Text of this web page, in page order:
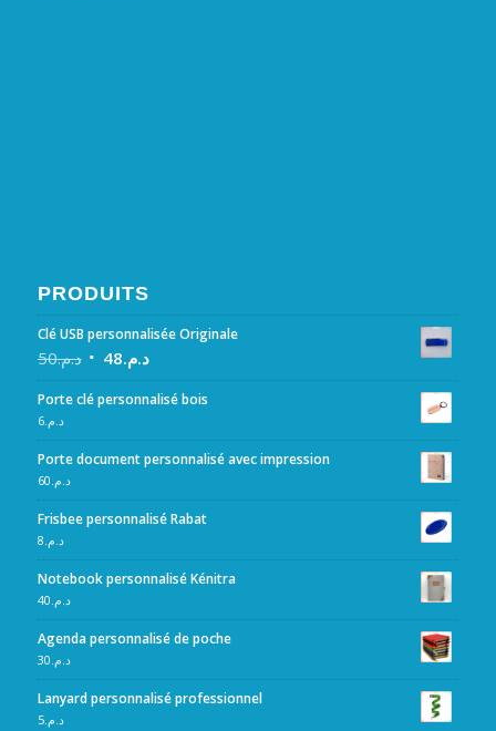
PRODUITS
Clé USB personnalisée Originale
د.م.50 د.م.48
Porte clé personnalisé bois
د.م.6
Porte document personnalisé avec impression
د.م.60
Frisbee personnalisé Rabat
د.م.8
Notebook personnalisé Kénitra
د.م.40
Agenda personnalisé de poche
د.م.30
Lanyard personnalisé professionnel
د.م.5